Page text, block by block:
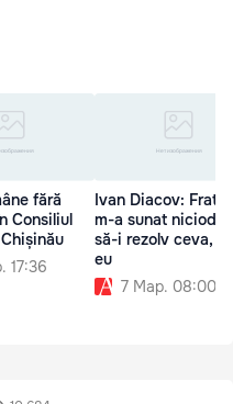
fără
Consiliul
17:36
Ivan Diacov:
m-a sunat
să-i rezolv ceva,
eu
7 Мар. 08:00